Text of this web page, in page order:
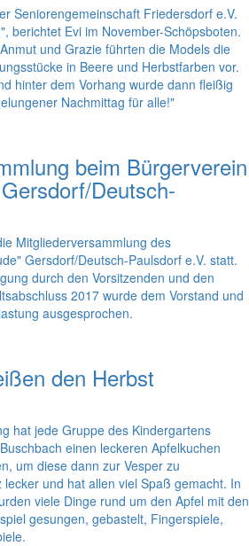
Seniorengemeinschaft Friedersdorf e.V.
berichtet Evi im November-Schöpsboten.
und Grazie führten die Models die
in Beere und Herbstfarben vor.
hinter dem Vorhang wurde dann fleißig
Nachmittag für alle!"
beim Bürgerverein
Deutsch-
Mitgliederversammlung des
Gersdorf/Deutsch-Paulsdorf e.V. statt.
durch den Vorsitzenden und den
2017 wurde dem Vorstand und
ausgesprochen.
den Herbst
hat jede Gruppe des Kindergartens
einen leckeren Apfelkuchen
um diese dann zur Vesper zu
und hat allen viel Spaß gemacht. In
viele Dinge rund um den Apfel mit den
gesungen, gebastelt, Fingerspiele,